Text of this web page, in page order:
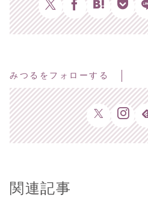
みつるをフォローする
関連記事